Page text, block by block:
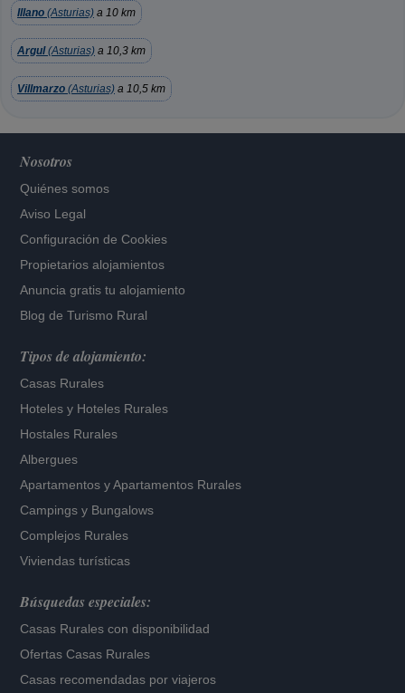
Illano (Asturias) a 10 km
Argul(Asturias) a 10,3 km
Villmarzo (Asturias) a 10,5 km
Nosotros
Quiénes somos
Aviso Legal
Configuración de Cookies
Propietarios alojamientos
Anuncia gratis tu alojamiento
Blog de Turismo Rural
Tipos de alojamiento:
Casas Rurales
Hoteles y Hoteles Rurales
Hostales Rurales
Albergues
Apartamentos yApartamentos Rurales
Campings y Bungalows
Complejos Rurales
Viviendas turísticas
Búsquedas especiales:
Casas Rurales con disponibilidad
Ofertas Casas Rurales
Casas recomendadas por viajeros